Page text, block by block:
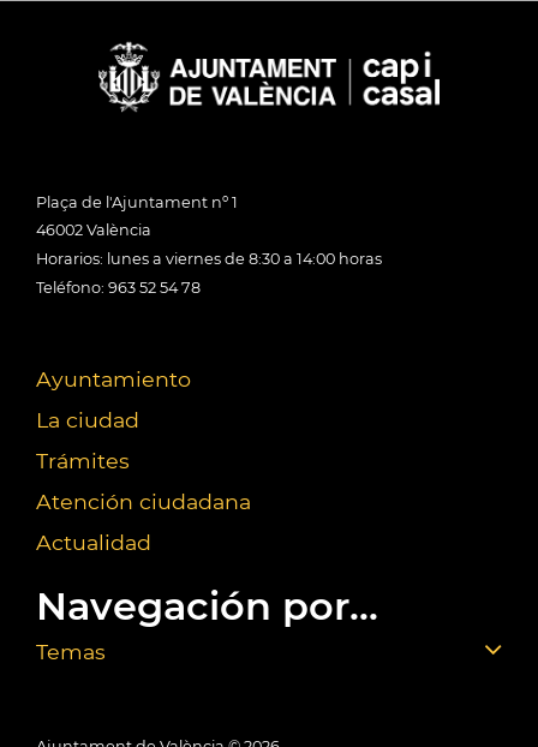
Plaça de l'Ajuntament nº 1
46002 València
Horarios: lunes a viernes de 8:30 a 14:00 horas
Teléfono: 963 52 54 78
Ayuntamiento
La ciudad
Trámites
Atención ciudadana
Actualidad
Navegación por...
Temas